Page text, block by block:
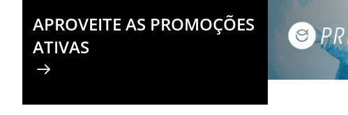
APROVEITE AS PROMOÇÕES
ATIVAS